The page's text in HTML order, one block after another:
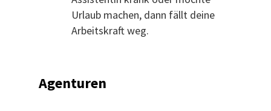
Urlaub machen, dann fällt deine
Arbeitskraft weg.
Agenturen